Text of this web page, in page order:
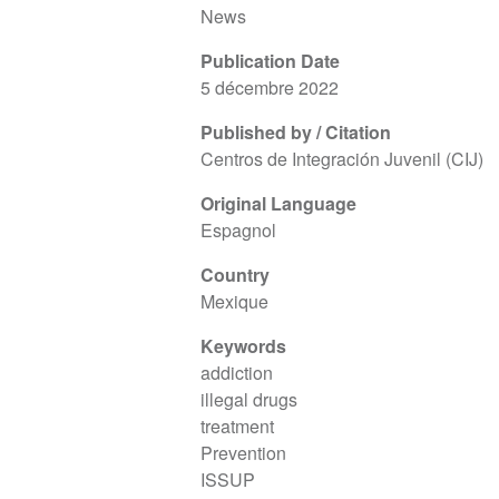
News
Publication Date
5 décembre 2022
Published by / Citation
Centros de Integración Juvenil (CIJ)
Original Language
Espagnol
Country
Mexique
Keywords
addiction
illegal drugs
treatment
Prevention
ISSUP